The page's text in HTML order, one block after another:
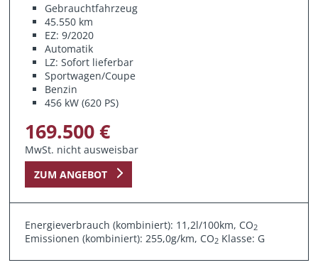
Gebrauchtfahrzeug
45.550 km
EZ: 9/2020
Automatik
LZ: Sofort lieferbar
Sportwagen/Coupe
Benzin
456 kW (620 PS)
169.500 €
MwSt. nicht ausweisbar
ZUM ANGEBOT
Energieverbrauch (kombiniert): 11,2l/100km, CO2
Emissionen (kombiniert): 255,0g/km, CO2 Klasse: G